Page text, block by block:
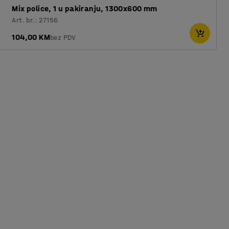
Mix police, 1 u pakiranju, 1300x600 mm
Art. br.: 27156
104,00 KMbez PDV